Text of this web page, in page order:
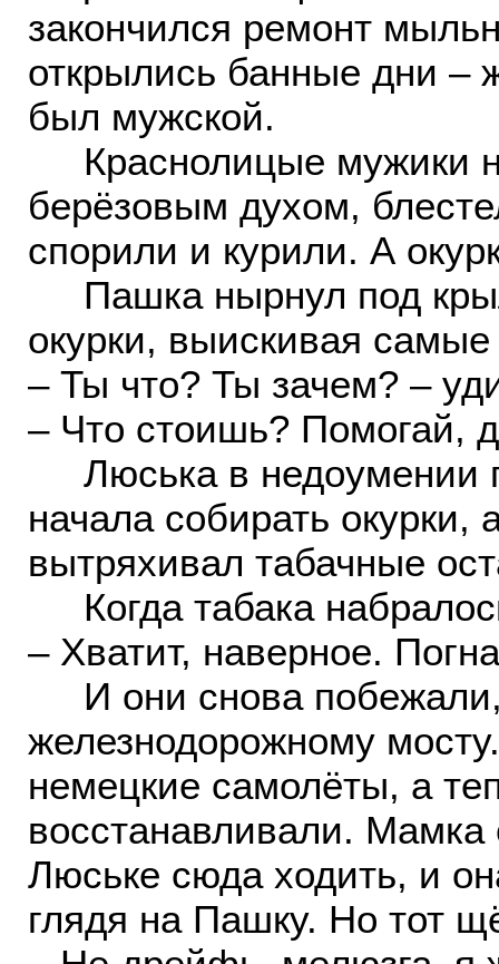
закончился ремонт
открылись банные дни –
был мужской.
Краснолицые мужики
берёзовым духом,
спорили и курили. А
Пашка нырнул под
окурки, выискивая
– Ты что? Ты зачем? –
– Что стоишь? Помогай,
Люська в недоумении
начала собирать
вытряхивал табачные
Когда табака
– Хватит, наверное.
И они снова побежали,
железнодорожному
немецкие самолёты, а
восстанавливали. Мамка
Люське сюда ходить, и
глядя на Пашку. Но тот